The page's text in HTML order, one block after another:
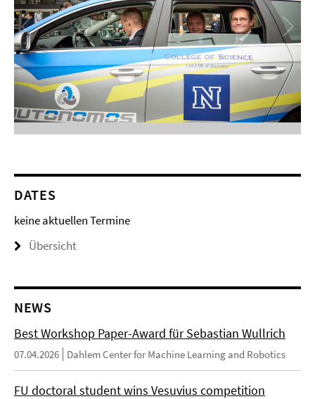
DATES
keine aktuellen Termine
Übersicht
NEWS
Best Workshop Paper-Award für Sebastian Wullrich
07.04.2026 Dahlem Center for Machine Learning and Robotics
FU doctoral student wins Vesuvius competition